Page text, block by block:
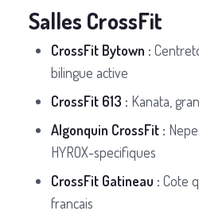
Salles CrossFit
CrossFit Bytown :
bilingue active
CrossFit 613 : Kanata,
Algonquin CrossFit :
HYROX-specifiques
CrossFit Gatineau : Cote
francais